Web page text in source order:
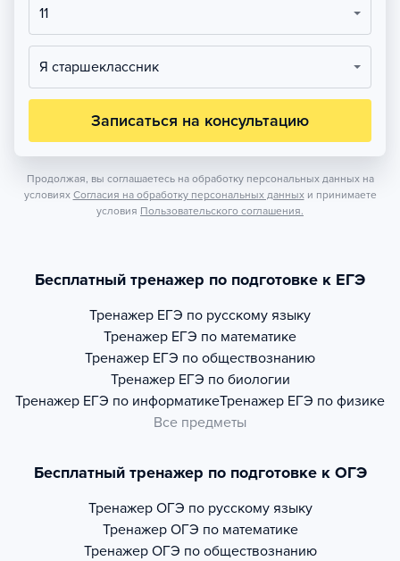
11
Я старшеклассник
Записаться на консультацию
Продолжая, вы соглашаетесь на обработку персональных данных на
условиях Согласия на обработку персональных данных и принимаете
условия Пользовательского соглашения.
Бесплатный тренажер по подготовке к ЕГЭ
Тренажер ЕГЭ по русскому языку
Тренажер ЕГЭ по математике
Тренажер ЕГЭ по обществознанию
Тренажер ЕГЭ по биологии
Тренажер ЕГЭ по информатикеТренажер ЕГЭ по физике
Все предметы
Бесплатный тренажер по подготовке к ОГЭ
Тренажер ОГЭ по русскому языку
Тренажер ОГЭ по математике
Тренажер ОГЭ по обществознанию